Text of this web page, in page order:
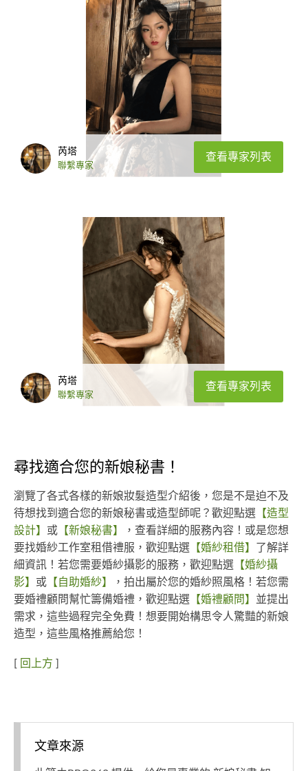
芮塔
聯繫專家
查看專家列表
芮塔
聯繫專家
查看專家列表
尋找適合您的新娘秘書！
瀏覽了各式各樣的新娘妝髮造型介紹後，您是不是迫不及
待想找到適合您的新娘秘書或造型師呢？歡迎點選 【造型
設計】 或 【新娘秘書】
，查看詳細的服務內容！或是您想
要找婚紗工作室租借禮服，歡迎點選 【婚紗租借】
了解詳
細資訊！若您需要婚紗攝影的服務，歡迎點選 【婚紗攝
影】 或 【自助婚紗】
，拍出屬於您的婚紗照風格！若您需
要婚禮顧問幫忙籌備婚禮，歡迎點選 【婚禮顧問】 並提出
需求，這些過程完全免費！想要開始構思令人驚豔的新娘
造型，這些風格推薦給您！
[ 回上方 ]
文章來源